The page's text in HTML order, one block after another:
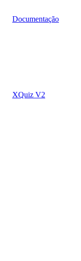
Documentação
XQuiz V2